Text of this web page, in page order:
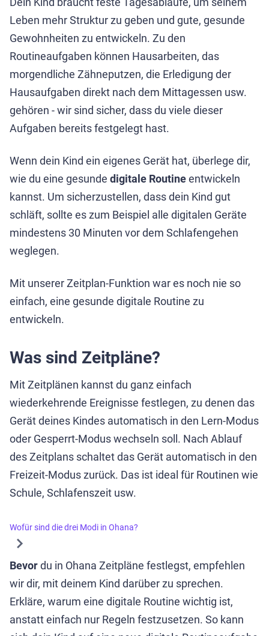
Leben mehr Struktur zu geben und gute, gesunde
Gewohnheiten zu entwickeln. Zu den
Routineaufgaben können Hausarbeiten, das
morgendliche Zähneputzen, die Erledigung der
Hausaufgaben direkt nach dem Mittagessen usw.
gehören - wir sind sicher, dass du viele dieser
Aufgaben bereits festgelegt hast.
Wenn dein Kind ein eigenes Gerät hat, überlege dir,
wie du eine gesunde digitale Routine entwickeln
kannst. Um sicherzustellen, dass dein Kind gut
schläft, sollte es zum Beispiel alle digitalen Geräte
mindestens 30 Minuten vor dem Schlafengehen
weglegen.
Mit unserer Zeitplan-Funktion war es noch nie so
einfach, eine gesunde digitale Routine zu
entwickeln.
Was sind Zeitpläne?
Mit Zeitplänen kannst du ganz einfach
wiederkehrende Ereignisse festlegen, zu denen das
Gerät deines Kindes automatisch in den Lern-Modus
oder Gesperrt-Modus wechseln soll. Nach Ablauf
des Zeitplans schaltet das Gerät automatisch in den
Freizeit-Modus zurück. Das ist ideal für Routinen wie
Schule, Schlafenszeit usw.
Wofür sind die drei Modi in Ohana?
Bevor du in Ohana Zeitpläne festlegst, empfehlen
wir dir, mit deinem Kind darüber zu sprechen.
Erkläre, warum eine digitale Routine wichtig ist,
anstatt einfach nur Regeln festzusetzen. So kann